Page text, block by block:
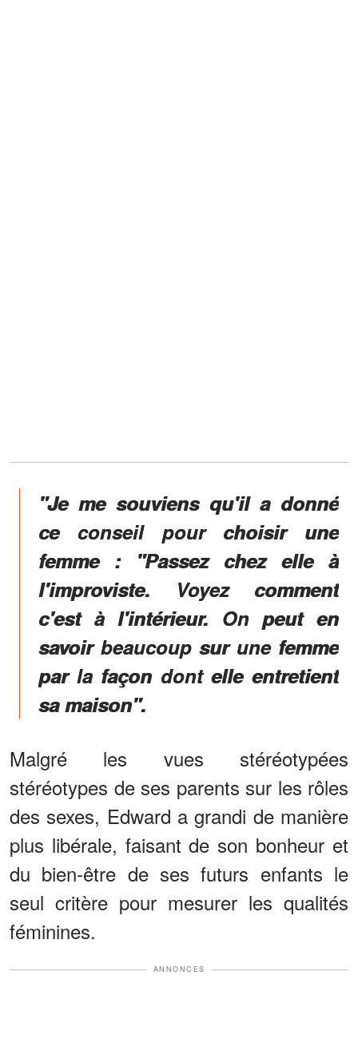
"Je me souviens qu'il a donné
ce conseil pour choisir une
femme : "Passez chez elle à
l'improviste. Voyez comment
c'est à l'intérieur. On peut en
savoir beaucoup sur une femme
par la façon dont elle entretient
sa maison".
Malgré les vues stéréotypées
stéréotypes de ses parents sur les rôles
des sexes, Edward a grandi de manière
plus libérale, faisant de son bonheur et
du bien-être de ses futurs enfants le
seul critère pour mesurer les qualités
féminines.
ANNONCES